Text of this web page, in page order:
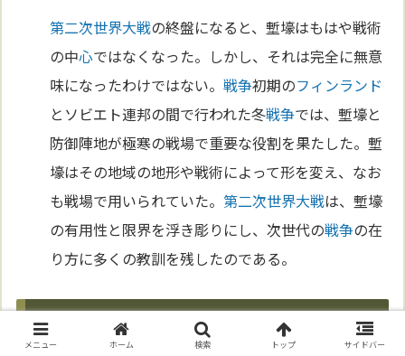
第二次世界大戦の終盤になると、塹壕はもはや戦術
の中心ではなくなった。しかし、それは完全に無意
味になったわけではない。戦争初期のフィンランド
とソビエト連邦の間で行われた冬戦争では、塹壕と
防御陣地が極寒の戦場で重要な役割を果たした。塹
壕はその地域の地形や戦術によって形を変え、なお
も戦場で用いられていた。第二次世界大戦は、塹壕
の有用性と限界を浮き彫りにし、次世代の戦争の在
り方に多くの教訓を残したのである。
第9章 現代戦争における塹壕の遺産
メニュー ホーム 検索 トップ サイドバー